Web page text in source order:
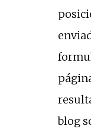
blog